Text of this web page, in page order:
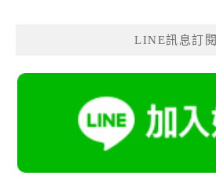
LINE訊息訂閱